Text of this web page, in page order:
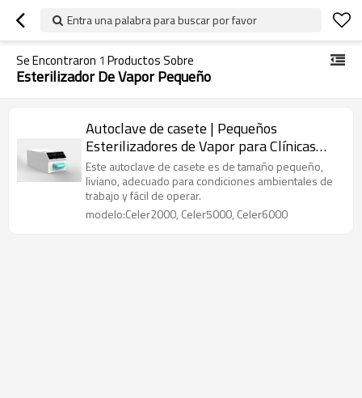
Entra una palabra para buscar por favor
Se Encontraron 1 Productos Sobre
Esterilizador De Vapor Pequeño
Autoclave de casete | Pequeños
Esterilizadores de Vapor para Clínicas
Dentales y Oftalmológicas
Este autoclave de casete es de tamaño pequeño,
liviano, adecuado para condiciones ambientales de
trabajo y fácil de operar.
modelo:Celer2000, Celer5000, Celer6000